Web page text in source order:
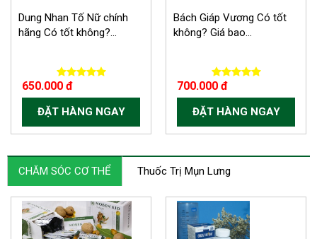
Dung Nhan Tố Nữ chính
hãng Có tốt không?...
650.000 đ
ĐẶT HÀNG NGAY
Bách Giáp Vương Có tốt
không? Giá bao...
700.000 đ
ĐẶT HÀNG NGAY
CHĂM SÓC CƠ THỂ Thuốc Trị Mụn Lưng